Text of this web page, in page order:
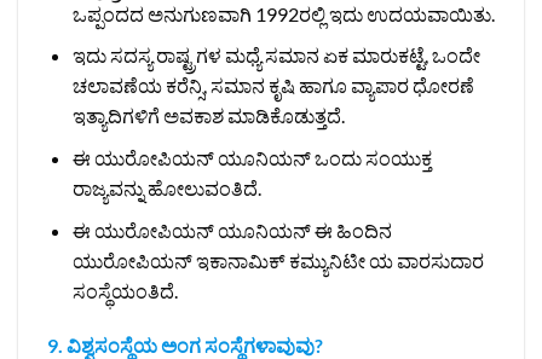
ಒಪ್ಪಂದದ ಅನುಗುಣವಾಗಿ 1992ರಲ್ಲಿ ಇದು ಉದಯವಾಯಿತು.
ಇದು ಸದಸ್ಯ ರಾಷ್ಟ್ರಗಳ ಮಧ್ಯೆ ಸಮಾನ ಏಕ ಮಾರುಕಟ್ಟೆ, ಒಂದೇ
ಚಲಾವಣೆಯ ಕರೆನ್ಸಿ, ಸಮಾನ ಕೃಷಿ ಹಾಗೂ ವ್ಯಾಪಾರ ಧೋರಣೆ
ಇತ್ಯಾದಿಗಳಿಗೆ ಅವಕಾಶ ಮಾಡಿಕೊಡುತ್ತದೆ.
ಈ ಯುರೋಪಿಯನ್ ಯೂನಿಯನ್ ಒಂದು ಸಂಯುಕ್ತ
ರಾಜ್ಯವನ್ನು ಹೋಲುವಂತಿದೆ.
ಈ ಯುರೋಪಿಯನ್ ಯೂನಿಯನ್ ಈ ಹಿಂದಿನ
ಯುರೋಪಿಯನ್ ಇಕಾನಾಮಿಕ್ ಕಮ್ಯುನಿಟೀ ಯ ವಾರಸುದಾರ
ಸಂಸ್ಥೆಯಂತಿದೆ.
9.‌ ವಿಶ್ವಸಂಸ್ಥೆಯ ಅಂಗ ಸಂಸ್ಥೆಗಳಾವುವು?